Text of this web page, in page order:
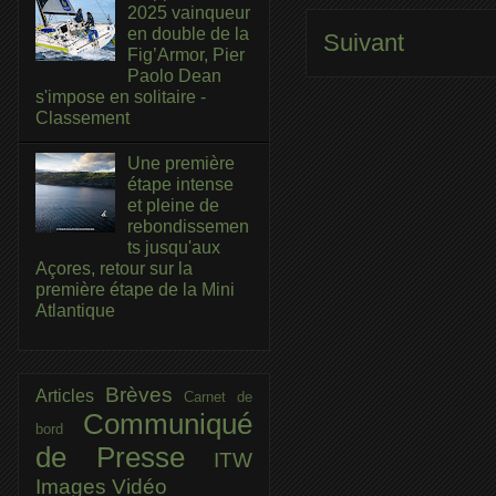
Suivant
2025 vainqueur
en double de la
Fig’Armor, Pier
Paolo Dean
s'impose en solitaire -
Classement
Une première
étape intense
et pleine de
rebondissemen
ts jusqu'aux
Açores, retour sur la
première étape de la Mini
Atlantique
Articles BrèvesCarnet de
bord Communiqué
de Presse
ITW
Images Vidéo